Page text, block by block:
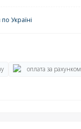
Україні
оплата за рахунком